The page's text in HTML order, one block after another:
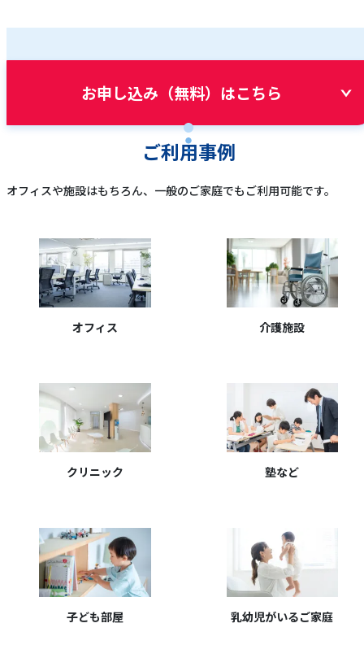
お申し込み（無料）はこちら
ご利用事例
オフィスや施設はもちろん、一般のご家庭でもご利用可能です。
オフィス 介護施設
クリニック 塾など
子ども部屋 乳幼児がいるご家庭